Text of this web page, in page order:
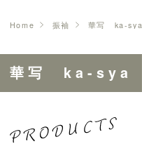
Home 振袖 華写 ka-sya
華写 ka-sya